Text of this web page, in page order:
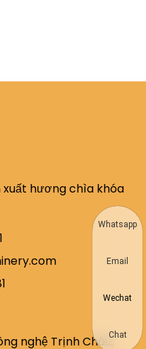
xuất hương chìa khóa
nghệ Trịnh Châu,
Whatsapp
Email
Wechat
Chat